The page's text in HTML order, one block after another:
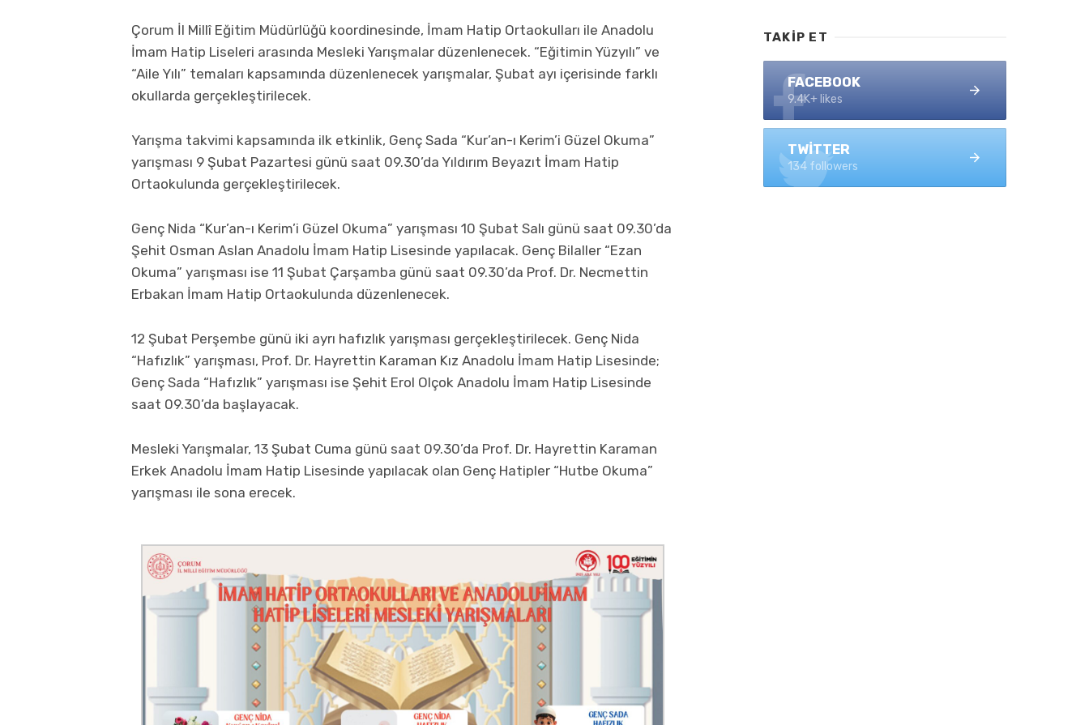
Çorum İl Millî Eğitim Müdürlüğü koordinesinde, İmam Hatip Ortaokulları ile Anadolu
İmam Hatip Liseleri arasında Mesleki Yarışmalar düzenlenecek. “Eğitimin Yüzyılı” ve
“Aile Yılı” temaları kapsamında düzenlenecek yarışmalar, Şubat ayı içerisinde farklı
okullarda gerçekleştirilecek.
Yarışma takvimi kapsamında ilk etkinlik, Genç Sada “Kur’an-ı Kerim’i Güzel Okuma”
yarışması 9 Şubat Pazartesi günü saat 09.30’da Yıldırım Beyazıt İmam Hatip
Ortaokulunda gerçekleştirilecek.
Genç Nida “Kur’an-ı Kerim’i Güzel Okuma” yarışması 10 Şubat Salı günü saat 09.30’da
Şehit Osman Aslan Anadolu İmam Hatip Lisesinde yapılacak. Genç Bilaller “Ezan
Okuma” yarışması ise 11 Şubat Çarşamba günü saat 09.30’da Prof. Dr. Necmettin
Erbakan İmam Hatip Ortaokulunda düzenlenecek.
12 Şubat Perşembe günü iki ayrı hafızlık yarışması gerçekleştirilecek. Genç Nida
“Hafızlık” yarışması, Prof. Dr. Hayrettin Karaman Kız Anadolu İmam Hatip Lisesinde;
Genç Sada “Hafızlık” yarışması ise Şehit Erol Olçok Anadolu İmam Hatip Lisesinde
saat 09.30’da başlayacak.
Mesleki Yarışmalar, 13 Şubat Cuma günü saat 09.30’da Prof. Dr. Hayrettin Karaman
Erkek Anadolu İmam Hatip Lisesinde yapılacak olan Genç Hatipler “Hutbe Okuma”
yarışması ile sona erecek.
TAKIP ET
FACEBOOK
9.4K+ likes
TWITTER
134 followers